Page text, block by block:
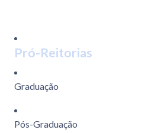
Pró-Reitorias
Graduação
Pós-Graduação